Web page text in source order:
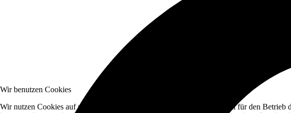
Wir benutzen Cookies
Wir nutzen Cookies auf unserer Website. Einige von ihnen sind essenziell für den